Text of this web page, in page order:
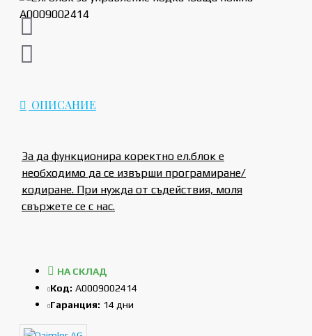
ОПИСАНИЕ
За да функционира коректно ел.блок е
необходимо да се извърши програмиране/
кодиране. При нужда от съдействия, моля
свържете се с нас.
НА СКЛАД
Код: A0009002414
Гаранция: 14 дни